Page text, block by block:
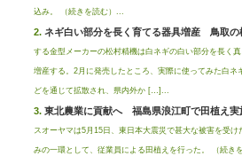
込み。 （続きを読む）...
ネギ白い部分を長く育てる器具増産 鳥取の
する金型メーカーの松村精機は白ネギの白い部分を長く
増産する。2月に発売したところ、実際に使ってみた白ネ
どを通じて拡散され、県内外か […]...
東北農業に貢献へ 福島県浪江町で田植え
スオーヤマは5月15日、東日本大震災で甚大な被害を受
みの一環として、従業員による田植えを行った。 （続き